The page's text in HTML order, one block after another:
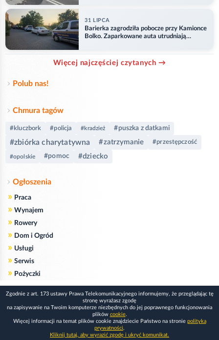
31 LIPCA
Barierka zagrodziła pobocze przy Kamionce
Bolko. Zaparkowane auta utrudniają
Więcej najczęściej czytanych →
Polub nas!
Chmura tagów
#kluczbork #policja #kradzież #puszka z datkami
#zbiórka charytatywna #zatrzymanie #przestępczość
#opolskie #pomoc #dziecko
Ogłoszenia
» Praca
» Wynajem
» Rowery
» Dom i Ogród
» Usługi
» Serwis
» Pożyczki
Zgodnie z art. 173 ustawy Prawa Telekomunikacyjnego informujemy, że przeglądając tę
stronę wyrażasz zgodę
na zapisywanie na Twoim komputerze niezbędnych do jej poprawnego funkcjonowania
plików cookie.
Więcej informacji na temat plików cookie znajdziecie Państwo na stronie polityka
prywatności.
Kliknij tutaj, aby wyrazić zgodę i ukryć komunikat.